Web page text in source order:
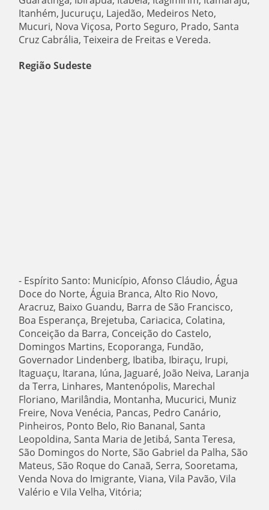
Itanhém, Jucuruçu, Lajedão, Medeiros Neto,
Mucuri, Nova Viçosa, Porto Seguro, Prado, Santa
Cruz Cabrália, Teixeira de Freitas e Vereda.
Região Sudeste
- Espírito Santo: Município, Afonso Cláudio, Água
Doce do Norte, Águia Branca, Alto Rio Novo,
Aracruz, Baixo Guandu, Barra de São Francisco,
Boa Esperança, Brejetuba, Cariacica, Colatina,
Conceição da Barra, Conceição do Castelo,
Domingos Martins, Ecoporanga, Fundão,
Governador Lindenberg, Ibatiba, Ibiraçu, Irupi,
Itaguaçu, Itarana, Iúna, Jaguaré, João Neiva, Laranja
da Terra, Linhares, Mantenópolis, Marechal
Floriano, Marilândia, Montanha, Mucurici, Muniz
Freire, Nova Venécia, Pancas, Pedro Canário,
Pinheiros, Ponto Belo, Rio Bananal, Santa
Leopoldina, Santa Maria de Jetibá, Santa Teresa,
São Domingos do Norte, São Gabriel da Palha, São
Mateus, São Roque do Canaã, Serra, Sooretama,
Venda Nova do Imigrante, Viana, Vila Pavão, Vila
Valério e Vila Velha, Vitória;